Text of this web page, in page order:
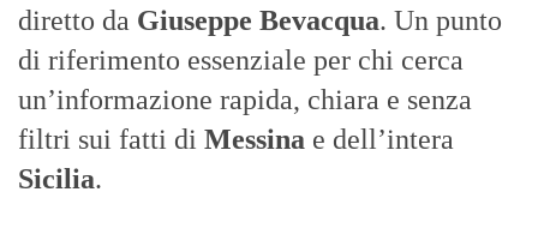
diretto da Giuseppe Bevacqua. Un punto
di riferimento essenziale per chi cerca
un’informazione rapida, chiara e senza
filtri sui fatti di Messina e dell’intera
Sicilia.